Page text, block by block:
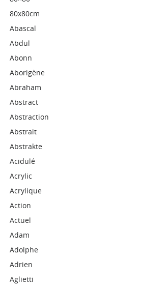
80x80cm
Abascal
Abdul
Abonn
Aborigène
Abraham
Abstract
Abstraction
Abstrait
Abstrakte
Acidulé
Acrylic
Acrylique
Action
Actuel
Adam
Adolphe
Adrien
Aglietti